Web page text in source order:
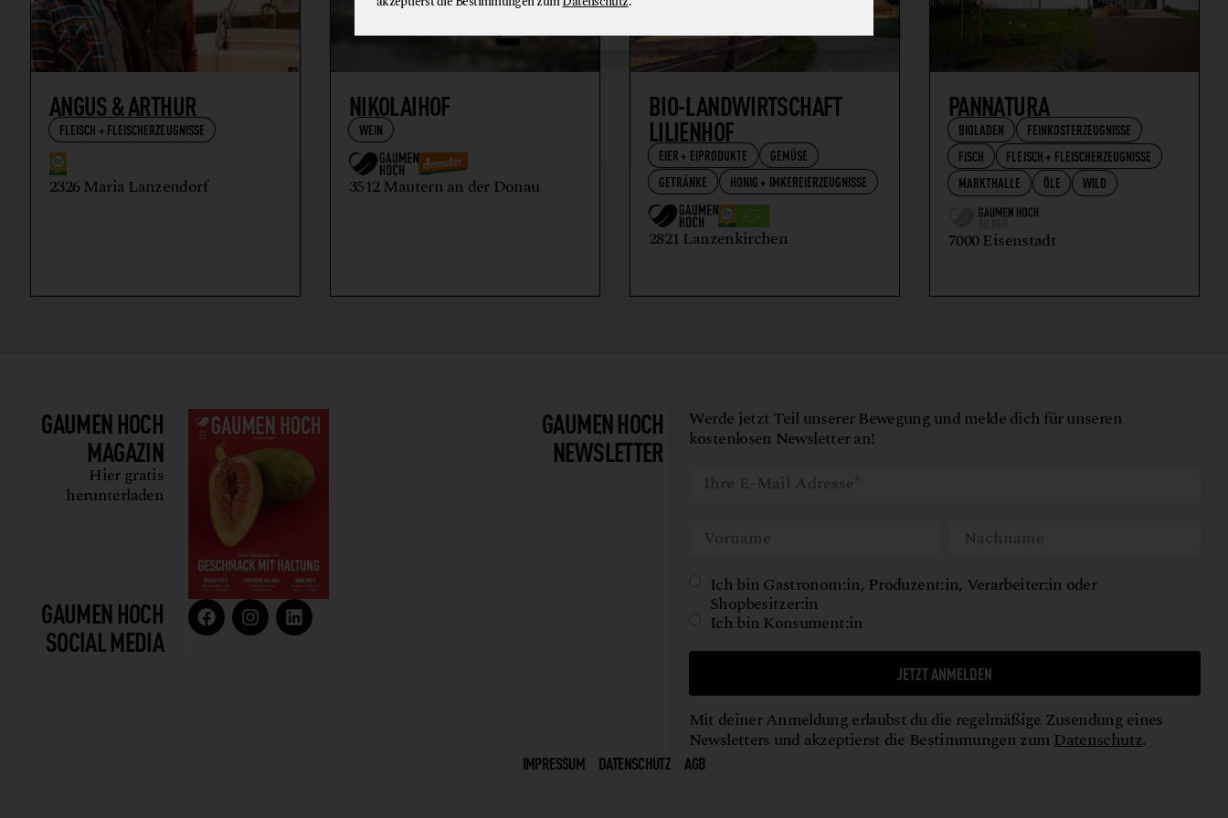
ANGUS & ARTHUR
FLEISCH + FLEISCHERZEUGNISSE
2326 Maria Lanzendorf
NIKOLAIHOF
WEIN
3512 Mautern an der Donau
BIO-LANDWIRTSCHAFT
LILIENHOF
EIER + EIPRODUKTE
GEMÜSE
GETRÄNKE
HONIG + IMKEREIERZEUGNISSE
2821 Lanzenkirchen
PANNATURA
BIOLADEN
FEINKOSTERZEUGNISSE
FISCH
FLEISCH + FLEISCHERZEUGNISSE
MARKTHALLE
ÖLE WILD
7000 Eisenstadt
GAUMEN HOCH
MAGAZIN
Hier gratis
herunterladen
GAUMEN HOCH
SOCIAL MEDIA
GAUMEN HOCH
NEWSLETTER
Werde jetzt Teil unserer Bewegung und melde dich für unseren
kostenlosen Newsletter an!
Ich bin Gastronom:in, Produzent:in, Verarbeiter:in oder
Shopbesitzer:in
Ich bin Konsument:in
JETZT ANMELDEN
Mit deiner Anmeldung erlaubst du die regelmäßige Zusendung eines
Newsletters und akzeptierst die Bestimmungen zumDatenschutz.
IMPRESSUM DATENSCHUTZ AGB